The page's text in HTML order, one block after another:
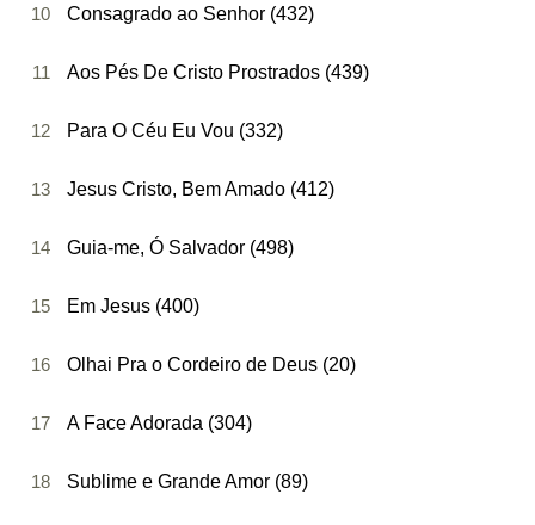
10 Consagrado ao Senhor (432)
11 Aos Pés De Cristo Prostrados (439)
12 Para O Céu Eu Vou (332)
13 Jesus Cristo, Bem Amado (412)
14 Guia-me, Ó Salvador (498)
15 Em Jesus (400)
16 Olhai Pra o Cordeiro de Deus (20)
17 A Face Adorada (304)
18 Sublime e Grande Amor (89)